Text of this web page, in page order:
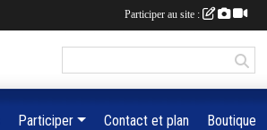
Participer Contact et plan Boutique
Participer au site :